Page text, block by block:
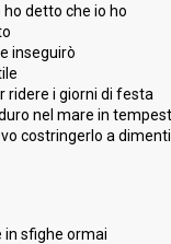
detto che io ho
inseguirò
ridere i giorni di festa
nel mare in
costringerlo a
in sfighe ormai